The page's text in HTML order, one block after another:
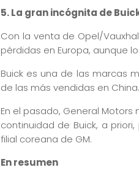
5. La gran incógnita de
Con la venta de Opel/
pérdidas en Europa, aunque
Buick es una de las marcas
de las más vendidas en
En el pasado, General
continuidad de Buick, a
filial coreana de GM.
En resumen